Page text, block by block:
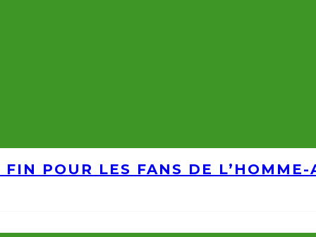
POUR LES FANS DE L’HOMME-